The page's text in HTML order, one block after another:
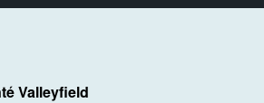
Valleyfield